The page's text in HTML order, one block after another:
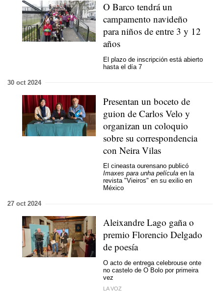
O Barco tendrá un
campamento navideño
para niños de entre 3 y 12
años
El plazo de inscripción está abierto
hasta el día 7
30 oct 2024
Presentan un boceto de
guion de Carlos Velo y
organizan un coloquio
sobre su correspondencia
con Neira Vilas
El cineasta ourensano publicó
Imaxes para unha película en la
revista "Vieiros" en su exilio en
México
27 oct 2024
Aleixandre Lago gaña o
premio Florencio Delgado
de poesía
O acto de entrega celebrouse onte
no castelo de O Bolo por primeira
vez
LA VOZ